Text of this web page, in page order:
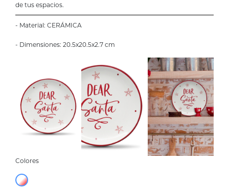
de tus espacios.
- Material: CERÁMICA
- Dimensiones: 20.5x20.5x2.7 cm
Colores